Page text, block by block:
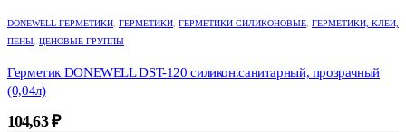
DONEWELL ГЕРМЕТИКИ, ГЕРМЕТИКИ, ГЕРМЕТИКИ СИЛИКОНОВЫЕ, ГЕРМЕТИКИ, КЛЕИ,
ПЕНЫ, ЦЕНОВЫЕ ГРУППЫ
Герметик DONEWELL DST-120 силикон.санитарный, прозрачный
(0,04л)
104,63₽